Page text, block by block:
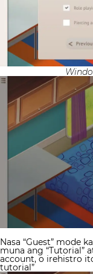
Nasa “Guest” mode
muna ang “Tutorial”
account, o irehistro
tutorial”